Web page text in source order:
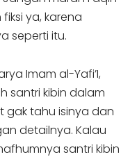
ya, karena
seperti itu.
Imam al-Yafi’I,
santri kibin dalam
gak tahu isinya dan
detailnya. Kalau
santri kibin